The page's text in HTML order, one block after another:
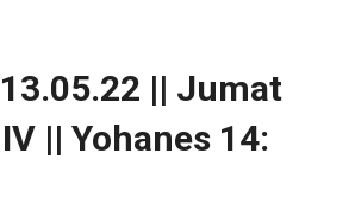
|| Jumat
|| Yohanes 14: